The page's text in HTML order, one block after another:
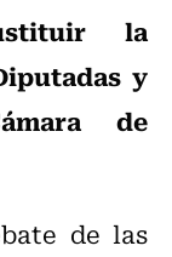
la
y
de
de las